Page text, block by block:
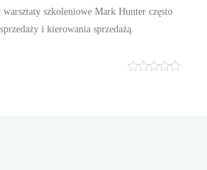
szkoleniowe Mark Hunter często
i kierowania sprzedażą.